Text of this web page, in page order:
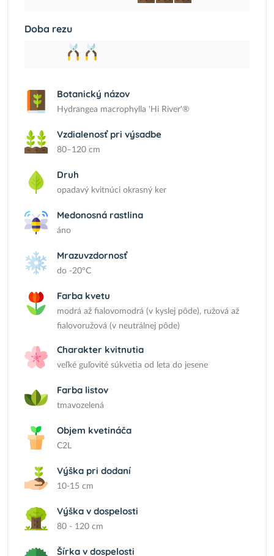
Doba rezu
Botanický názov
Hydrangea macrophylla 'Hi River'®
Vzdialenosť pri výsadbe
80–120 cm
Druh
opadavý kvitnúci okrasný ker
Medonosná rastlina
áno
Mrazuvzdornosť
do -20°C
Farba kvetu
modrá až fialovomodrá (v kyslej pôde), ružová až
fialovoružová (v neutrálnej pôde)
Charakter kvitnutia
veľké guľovité súkvetia od leta do jesene
Farba listov
tmavozelená
Objem kvetináča
C2L
Výška pri dodaní
10-15 cm
Výška v dospelosti
80 - 120 cm
Šírka v dospelosti